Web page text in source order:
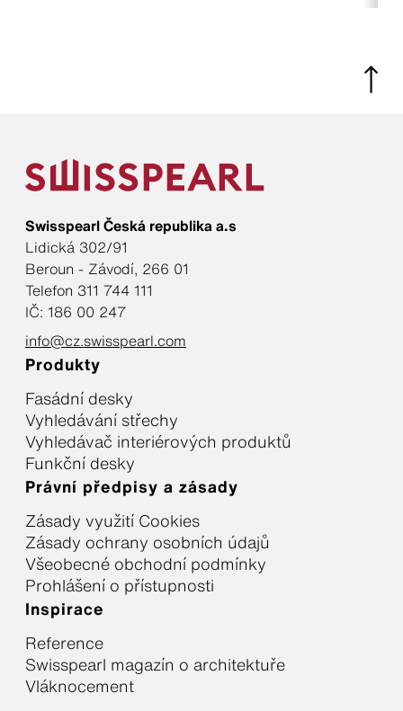
Swisspearl Česká republika a.s
Lidická 302/91
Beroun - Závodí, 266 01
Telefon 311 744 111
IČ: 186 00 247
info@cz.swisspearl.com
Produkty
Fasádní desky
Vyhledávání střechy
Vyhledávač interiérových produktů
Funkční desky
Právní předpisy a zásady
Zásady využití Cookies
Zásady ochrany osobních údajů
Všeobecné obchodní podmínky
Prohlášení o přístupnosti
Inspirace
Reference
Swisspearl magazín o architektuře
Vláknocement